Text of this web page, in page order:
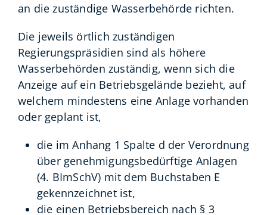
an die zuständige Wasserbehörde richten.
Die jeweils örtlich zuständigen
Regierungspräsidien sind als höhere
Wasserbehörden zuständig, wenn sich die
Anzeige auf ein Betriebsgelände bezieht, auf
welchem mindestens eine Anlage vorhanden
oder geplant ist,
die im Anhang 1 Spalte d der Verordnung
über genehmigungsbedürftige Anlagen
(4. BImSchV) mit dem Buchstaben E
gekennzeichnet ist,
die einen Betriebsbereich nach § 3